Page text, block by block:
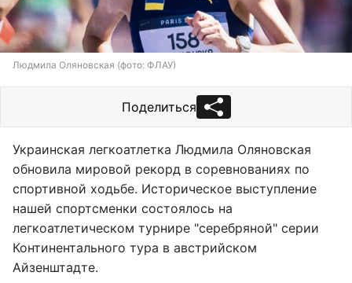
Людмила Оляновская (фото: ФЛАУ)
Поделиться
Украинская легкоатлетка Людмила Оляновская
обновила мировой рекорд в соревнованиях по
спортивной ходьбе. Историческое выступление
нашей спортсменки состоялось на
легкоатлетическом турнире "серебряной" серии
Континентального тура в австрийском
Айзенштадте.